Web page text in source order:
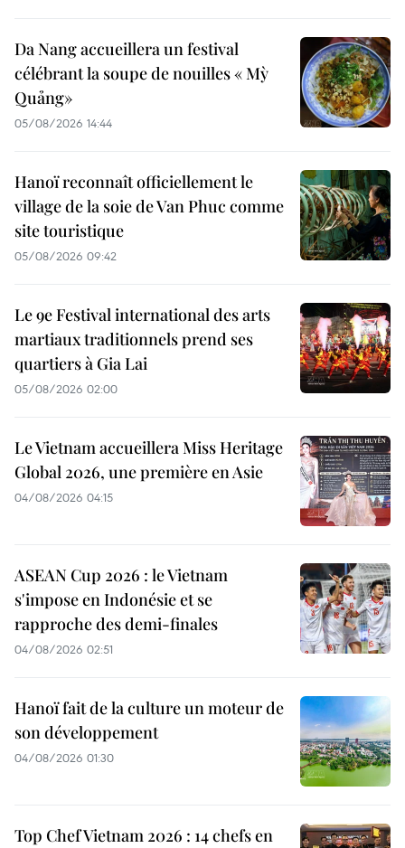
Da Nang accueillera un festival
célébrant la soupe de nouilles « Mỳ
Quảng»
05/08/2026 14:44
Hanoï reconnaît officiellement le
village de la soie de Van Phuc comme
site touristique
05/08/2026 09:42
Le 9e Festival international des arts
martiaux traditionnels prend ses
quartiers à Gia Lai
05/08/2026 02:00
Le Vietnam accueillera Miss Heritage
Global 2026, une première en Asie
04/08/2026 04:15
ASEAN Cup 2026 : le Vietnam
s'impose en Indonésie et se
rapproche des demi-finales
04/08/2026 02:51
Hanoï fait de la culture un moteur de
son développement
04/08/2026 01:30
Top Chef Vietnam 2026 : 14 chefs en